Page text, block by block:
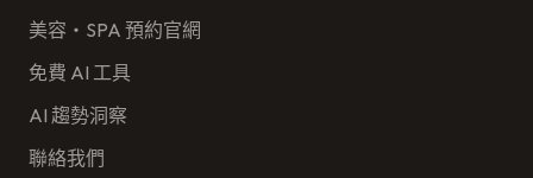
美容・SPA 預約官網
免費 AI 工具
AI 趨勢洞察
聯絡我們